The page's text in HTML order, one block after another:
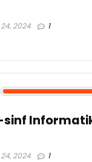
2024 1
sinf
2024 1